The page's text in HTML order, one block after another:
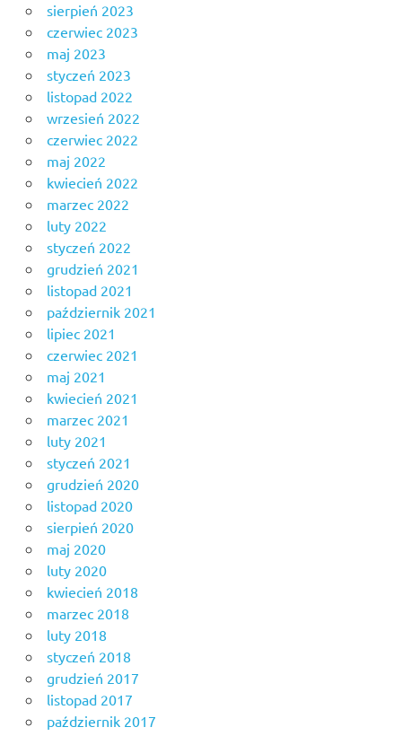
sierpień 2023
czerwiec 2023
maj 2023
styczeń 2023
listopad 2022
wrzesień 2022
czerwiec 2022
maj 2022
kwiecień 2022
marzec 2022
luty 2022
styczeń 2022
grudzień 2021
listopad 2021
październik 2021
lipiec 2021
czerwiec 2021
maj 2021
kwiecień 2021
marzec 2021
luty 2021
styczeń 2021
grudzień 2020
listopad 2020
sierpień 2020
maj 2020
luty 2020
kwiecień 2018
marzec 2018
luty 2018
styczeń 2018
grudzień 2017
listopad 2017
październik 2017